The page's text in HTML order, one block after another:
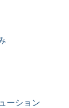
ーション